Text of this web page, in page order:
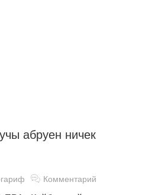
абруен ничек
Комментарий